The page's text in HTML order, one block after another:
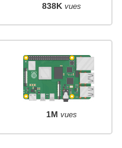
838K vues
1M vues